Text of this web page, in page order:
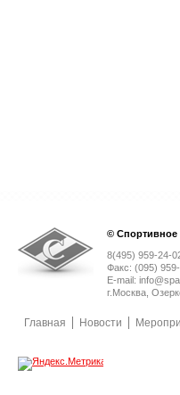
© Спортивное
8(495) 959-24-
Факс: (095)
E-mail:
г.Москва,
Главная Новости